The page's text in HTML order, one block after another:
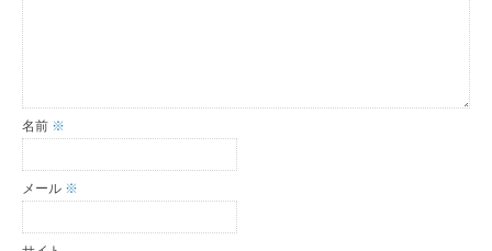
名前 ※
メール ※